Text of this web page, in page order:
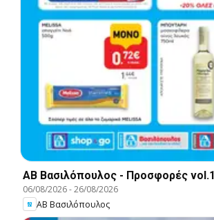
ΑΒ Βασιλόπουλος - Προσφορές vol.1
06/08/2026-26/08/2026
ΑΒ Βασιλόπουλος